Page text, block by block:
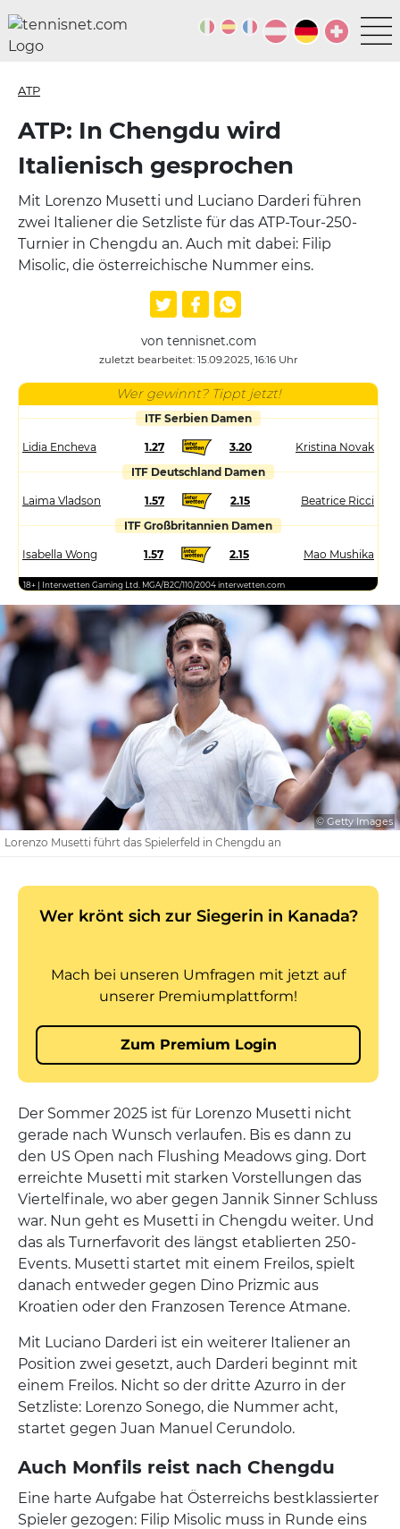
ATP
ATP: In Chengdu wird
Italienisch gesprochen
Mit Lorenzo Musetti und Luciano Darderi führen
zwei Italiener die Setzliste für das ATP-Tour-250-
Turnier in Chengdu an. Auch mit dabei: Filip
Misolic, die österreichische Nummer eins.
von tennisnet.com
zuletzt bearbeitet: 15.09.2025, 16:16 Uhr
Wer gewinnt? Tippt jetzt!
ITF Serbien Damen
Lidia Encheva 1.27 3.20
Kristina Novak
ITF Deutschland Damen
Laima Vladson 1.57 2.15
Beatrice Ricci
ITF Großbritannien Damen
Isabella Wong 1.57 2.15 Mao Mushika
18+ | Interwetten Gaming Ltd. MGA/B2C/110/2004 interwetten.com
© Getty Images
Lorenzo Musetti führt das Spielerfeld in Chengdu an
Der Sommer 2025 ist für Lorenzo Musetti nicht
gerade nach Wunsch verlaufen. Bis es dann zu
den US Open nach Flushing Meadows ging. Dort
erreichte Musetti mit starken Vorstellungen das
Viertelfinale, wo aber gegen Jannik Sinner Schluss
war. Nun geht es Musetti in Chengdu weiter. Und
das als Turnerfavorit des längst etablierten 250-
Events. Musetti startet mit einem Freilos, spielt
danach entweder gegen Dino Prizmic aus
Kroatien oder den Franzosen Terence Atmane.
Mit Luciano Darderi ist ein weiterer Italiener an
Position zwei gesetzt, auch Darderi beginnt mit
einem Freilos. Nicht so der dritte Azurro in der
Setzliste: Lorenzo Sonego, die Nummer acht,
startet gegen Juan Manuel Cerundolo.
Auch Monfils reist nach Chengdu
Eine harte Aufgabe hat Österreichs bestklassierter
Spieler gezogen: Filip Misolic muss in Runde eins